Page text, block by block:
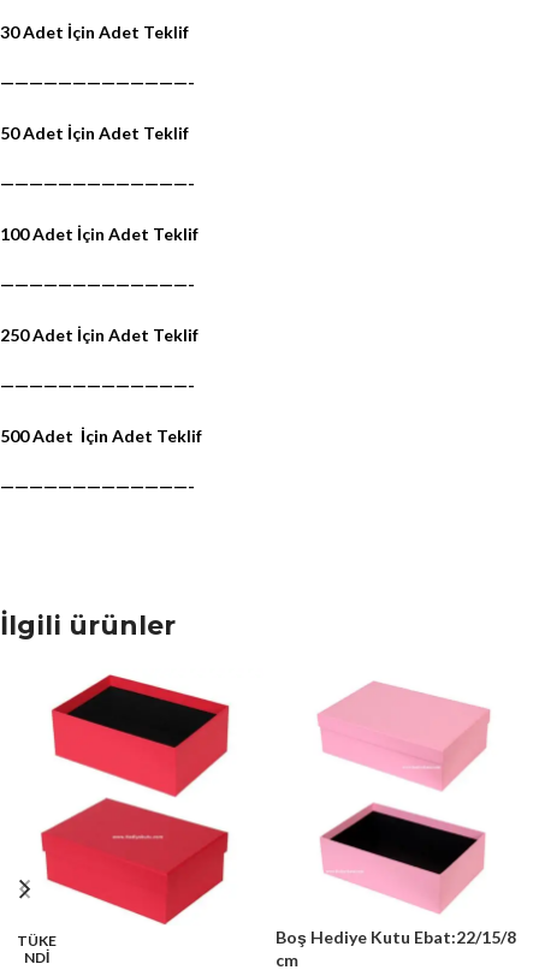
30 Adet İçin Adet Teklif
—————————————-
50 Adet İçin Adet Teklif
—————————————-
100 Adet İçin Adet Teklif
—————————————-
250 Adet İçin Adet Teklif
—————————————-
500 Adet İçin Adet Teklif
—————————————-
İlgili ürünler
TÜKE
NDİ
Boş Hediye Kutu Ebat:22/15/8
cm